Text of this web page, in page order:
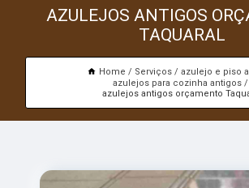
AZULEJOS ANTIGOS
TAQUARAL
Home Serviços
azulejo e piso
azulejos para cozinha antigos
azulejos antigos orçamento